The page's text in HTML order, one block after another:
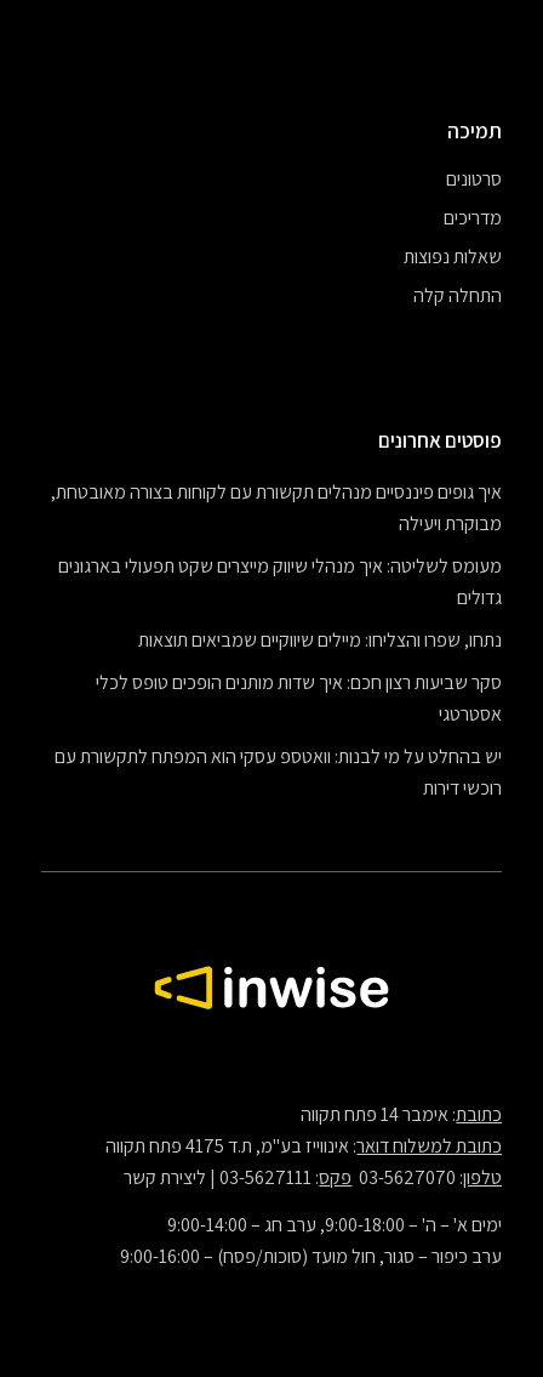
תמיכה
סרטונים
מדריכים
שאלות נפוצות
התחלה קלה
פוסטים אחרונים
איך גופים פיננסיים מנהלים תקשורת עם לקוחות בצורה מאובטחת,
מבוקרת ויעילה
מעומס לשליטה: איך מנהלי שיווק מייצרים שקט תפעולי בארגונים
גדולים
נתחו, שפרו והצליחו: מיילים שיווקיים שמביאים תוצאות
סקר שביעות רצון חכם: איך שדות מותנים הופכים טופס לכלי
אסטרטגי
יש בהחלט על מי לבנות: וואטספ עסקי הוא המפתח לתקשורת עם
רוכשי דירות
כתובת: אימבר 14 פתח תקווה
כתובת למשלוח דואר: אינווייז בע"מ, ת.ד 4175 פתח תקווה
טלפון: 03-5627070 פקס: 03-5627111 |
ליצירת קשר
ימים א' – ה' – 9:00-18:00, ערב חג – 9:00-14:00
ערב כיפור – סגור, חול מועד (סוכות/פסח) – 9:00-16:00